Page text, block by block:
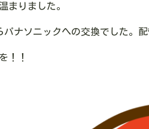
まりました。
ナソニックへの交換でした。
！！